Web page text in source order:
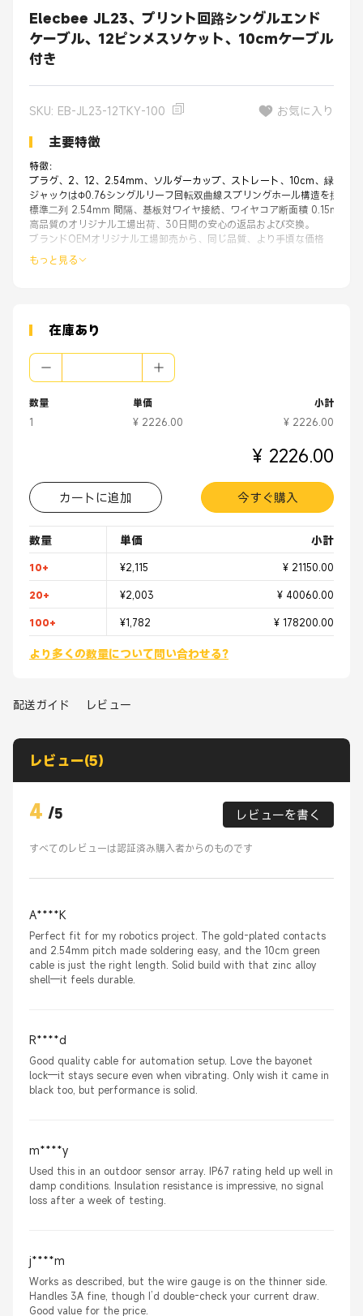
Elecbee JL23、プリント回路シングルエンド
ケーブル、12ピンメスソケット、10cmケーブル
付き
SKU: EB-JL23-12TKY-100 お気に入り
主要特徴
特徴：
プラグ、2、12、2.54mm、ソルダーカップ、ストレート、10cm、緑
ジャックはΦ0.76シングルリーフ回転双曲線スプリングホール構造を採用
標準二列 2.54mm 間隔、基板対ワイヤ接続、ワイヤコア断面積 0.15mm2
高品質のオリジナル工場出荷、30日間の安心の返品および交換。
ブランドOEMオリジナル工場卸売から、同じ品質、より手頃な価格
もっと見る
在庫あり
数量
1
単価
¥ 2226.00
小計
¥ 2226.00
¥ 2226.00
カートに追加 今すぐ購入
数量 単価 小計
10+ ¥2,115 ¥ 21150.00
20+ ¥2,003 ¥ 40060.00
100+ ¥1,782 ¥ 178200.00
より多くの数量について問い合わせる?
配送ガイド レビュー
レビュー(5)
4 /5 レビューを書く
すべてのレビューは認証済み購入者からのものです
A****K
Perfect fit for my robotics project. The gold-plated contacts
and 2.54mm pitch made soldering easy, and the 10cm green
cable is just the right length. Solid build with that zinc alloy
shell—it feels durable.
R****d
Good quality cable for automation setup. Love the bayonet
lock—it stays secure even when vibrating. Only wish it came in
black too, but performance is solid.
m****y
Used this in an outdoor sensor array. IP67 rating held up well in
damp conditions. Insulation resistance is impressive, no signal
loss after a week of testing.
j****m
Works as described, but the wire gauge is on the thinner side.
Handles 3A fine, though I’d double-check your current draw.
Good value for the price.